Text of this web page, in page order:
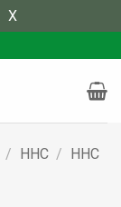
X
/ HHC / HHC